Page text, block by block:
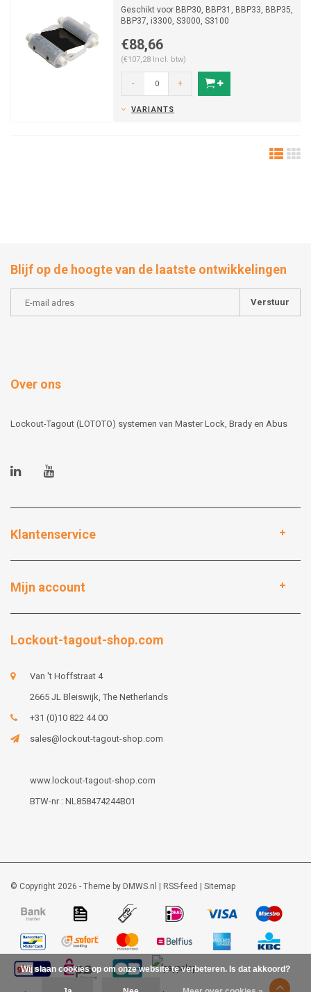
Geschikt voor BBP30, BBP31, BBP33, BBP35,
BBP37, i3300, S3000, S3100
€88,66
(€107,28 Incl. btw)
- +
VARIANTS
Blijf op de hoogte van de laatste ontwikkelingen
Verstuur
Over ons
Lockout-Tagout (LOTOTO) systemen van Master Lock, Brady en Abus
Klantenservice
Mijn account
Lockout-tagout-shop.com
Van 't Hoffstraat 4
2665 JL Bleiswijk, The Netherlands
+31 (0)10 822 44 00
sales@lockout-tagout-shop.com
www.lockout-tagout-shop.com
BTW-nr : NL858474244B01
© Copyright 2026 - Theme by DMWS.nl RSS-feed Sitemap
Wij slaan cookies op om onze website te verbeteren. Is dat akkoord?